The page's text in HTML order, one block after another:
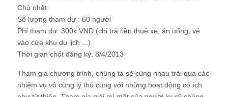
Chủ nhật
Số lượng tham dự : 60 người
Phí tham dự: 300k VND (chi trả tiền thuê xe, ăn uống, vé
vào cửa khu du lịch ...)
Thời gian chốt đăng ký: 8/4/2013
Tham gia chương trình, chúng ta sẽ cùng nhau trải qua các
nhiệm vụ vô cùng lý thú cùng với những hoạt động có ích